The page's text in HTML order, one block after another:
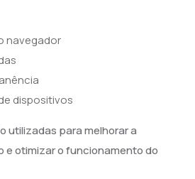
navegador
dispositivos
utilizadas para melhorar a
e otimizar o funcionamento do